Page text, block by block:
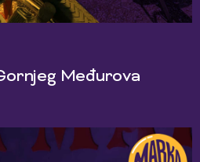
Međurova